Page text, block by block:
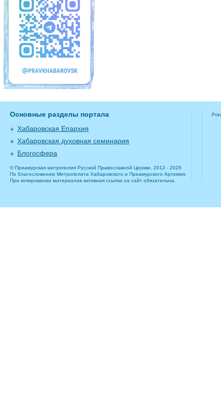
Основные разделы портала
Хабаровская Епархия
Хабаровская духовная семинария
Блогосфера
© Приамурская митрополия Русской Православной Церкви, 2012 - 2026
По благословению Митрополита Хабаровского и Приамурского Артемия.
При копировании материалов активная ссылка на сайт обязательна.